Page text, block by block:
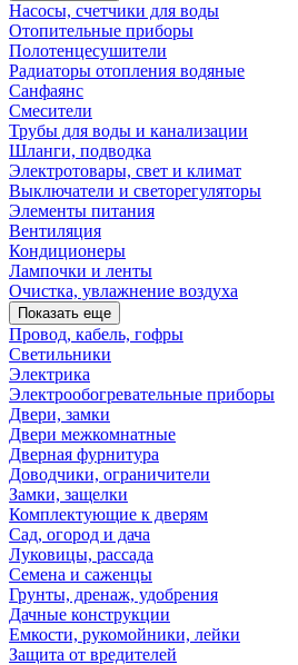
Насосы, счетчики для воды
Отопительные приборы
Полотенцесушители
Радиаторы отопления водяные
Санфаянс
Смесители
Трубы для воды и канализации
Шланги, подводка
Электротовары, свет и климат
Выключатели и светорегуляторы
Элементы питания
Вентиляция
Кондиционеры
Лампочки и ленты
Очистка, увлажнение воздуха
Показать еще
Провод, кабель, гофры
Светильники
Электрика
Электрообогревательные приборы
Двери, замки
Двери межкомнатные
Дверная фурнитура
Доводчики, ограничители
Замки, защелки
Комплектующие к дверям
Сад, огород и дача
Луковицы, рассада
Семена и саженцы
Грунты, дренаж, удобрения
Дачные конструкции
Емкости, рукомойники, лейки
Защита от вредителей